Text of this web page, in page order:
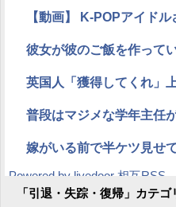
【動画】 K-POPアイド
彼女が彼のご飯を作って
英国人「獲得してくれ」
普段はマジメな学年主任
嫁がいる前で半ケツ見せ
Powered by livedoor 相互RSS
「引退・失踪・復帰」カテ